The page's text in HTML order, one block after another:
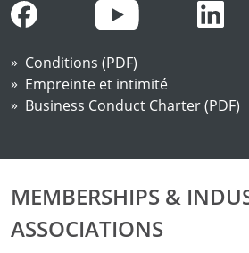
Conditions (PDF)
Empreinte et intimité
Business Conduct Charter (PDF)
MEMBERSHIPS &
ASSOCIATIONS